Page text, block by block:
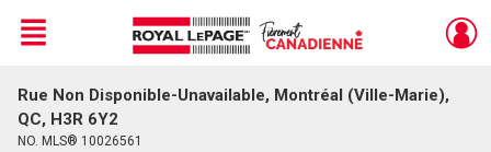
Live
En Direct
Menu
Rue Non Disponible-Unavailable, Montréal (Ville-Marie),
QC, H3R 6Y2
NO. MLS® 10026561